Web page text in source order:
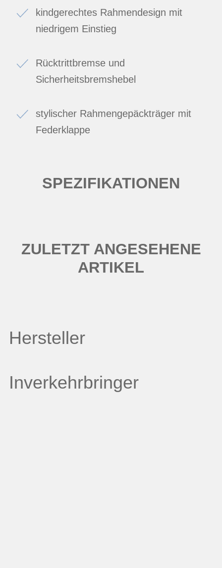
kindgerechtes Rahmendesign mit
niedrigem Einstieg
Rücktrittbremse und
Sicherheitsbremshebel
stylischer Rahmengepäckträger mit
Federklappe
SPEZIFIKATIONEN
ZULETZT ANGESEHENE
ARTIKEL
Hersteller
Inverkehrbringer